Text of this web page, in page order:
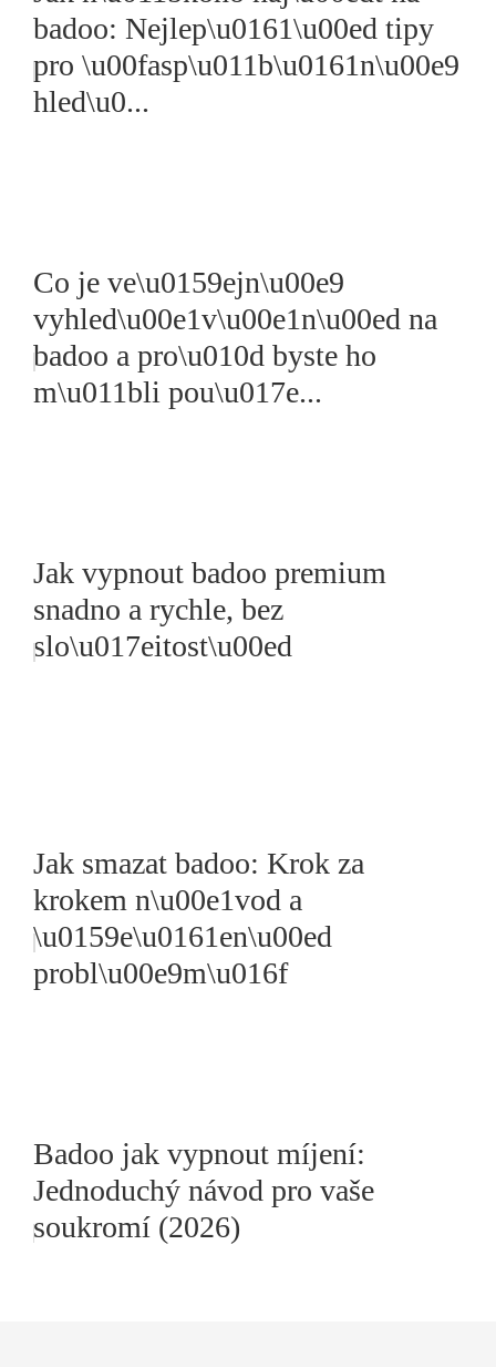
badoo: Nejlep\u0161\u00ed tipy
pro \u00fasp\u011b\u0161n\u00e9
hled\u0...
Co je ve\u0159ejn\u00e9
vyhled\u00e1v\u00e1n\u00ed na
badoo a pro\u010d byste ho
m\u011bli pou\u017e...
Jak vypnout badoo premium
snadno a rychle, bez
slo\u017eitost\u00ed
Jak smazat badoo: Krok za
krokem n\u00e1vod a
\u0159e\u0161en\u00ed
probl\u00e9m\u016f
Badoo jak vypnout míjení:
Jednoduchý návod pro vaše
soukromí (2026)